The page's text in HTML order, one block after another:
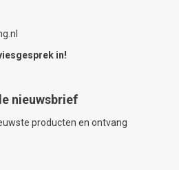
in!
nieuwsbrief
producten en ontvang